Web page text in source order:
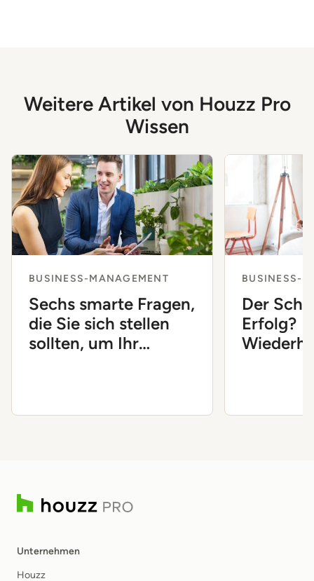
Weitere Artikel von Houzz Pro
Wissen
BUSINESS-MANAGEMENT
Sechs smarte Fragen,
die Sie sich stellen
sollten, um Ihr
BUSINESS-
Der
Erfolg?
Unternehmen
Houzz